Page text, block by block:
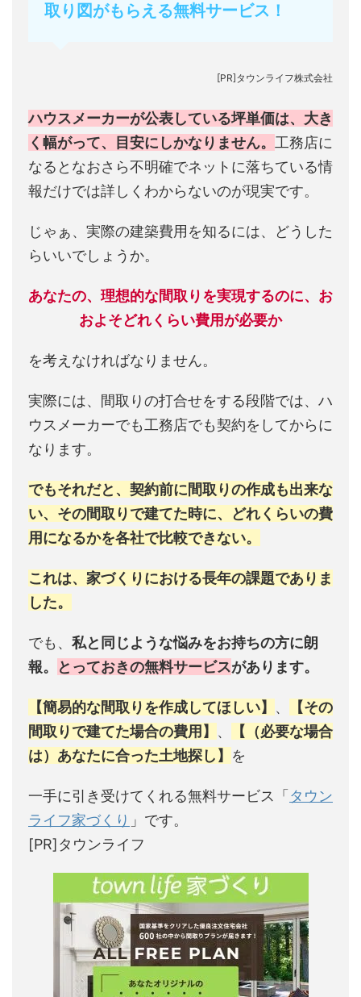
取り図がもらえる無料サービス！
[PR]タウンライフ株式会社
ハウスメーカーが公表している坪単価は、大き
く幅がって、目安にしかなりません。 工務店に
なるとなおさら不明確でネットに落ちている情
報だけでは詳しくわからないのが現実です。
じゃぁ、実際の建築費用を知るには、どうした
らいいでしょうか。
あなたの、理想的な間取りを実現するのに、お
およそどれくらい費用が必要か
を考えなければなりません。
実際には、間取りの打合せをする段階では、ハ
ウスメーカーでも工務店でも契約をしてからに
なります。
でもそれだと、契約前に間取りの作成も出来な
い、その間取りで建てた時に、どれくらいの費
用になるかを各社で比較できない。
これは、家づくりにおける長年の課題でありま
した。
でも、 私と同じような悩みをお持ちの方に朗
報。
とっておきの無料サービスがあります。
【簡易的な間取りを作成してほしい】 、
【その
間取りで建てた場合の費用】 、
【（必要な場合
は）あなたに合った土地探し】 を
一手に引き受けてくれる無料サービス「 タウン
ライフ家づくり 」です。
[PR]タウンライフ